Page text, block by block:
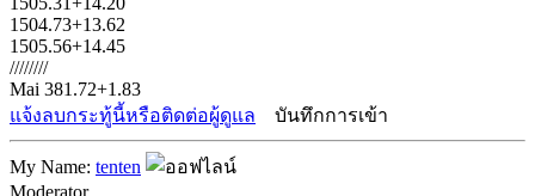
1504.73+13.62
1505.56+14.45
////////
Mai 381.72+1.83
แจ้งลบกระทู้นี้หรือติดต่อผู้ดูแล
บันทึกการเข้า
My Name: tenten
Moderator